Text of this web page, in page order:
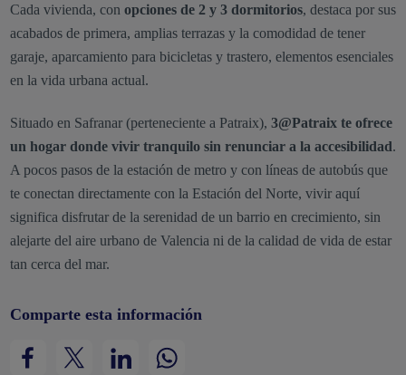
Cada vivienda, con opciones de 2 y 3 dormitorios, destaca por sus
acabados de primera, amplias terrazas y la comodidad de tener
garaje, aparcamiento para bicicletas y trastero, elementos esenciales
en la vida urbana actual.
Situado en Safranar (perteneciente a Patraix), 3@Patraix te ofrece
un hogar donde vivir tranquilo sin renunciar a la accesibilidad.
A pocos pasos de la estación de metro y con líneas de autobús que
te conectan directamente con la Estación del Norte, vivir aquí
significa disfrutar de la serenidad de un barrio en crecimiento, sin
alejarte del aire urbano de Valencia ni de la calidad de vida de estar
tan cerca del mar.
Comparte esta información